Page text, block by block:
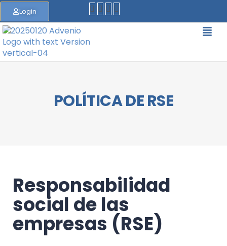
Login
POLÍTICA DE RSE
Responsabilidad
social de las
empresas (RSE)